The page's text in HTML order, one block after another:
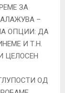
ЗА
–
ОПЦИИ: ДА
И Т.Н.
ЦЕЛОСЕН
ОД